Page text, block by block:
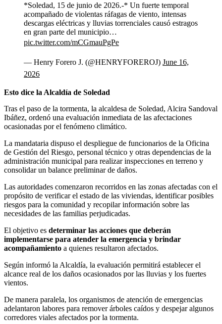
*Soledad, 15 de junio de 2026.-* Un fuerte temporal
acompañado de violentas ráfagas de viento, intensas
descargas eléctricas y lluvias torrenciales causó estragos
en gran parte del municipio…
pic.twitter.com/mCGmauPgPe
— Henry Forero J. (@HENRYFOREROJ) June 16,
2026
Esto dice la Alcaldía de Soledad
Tras el paso de la tormenta, la alcaldesa de Soledad, Alcira Sandoval
Ibáñez, ordenó una evaluación inmediata de las afectaciones
ocasionadas por el fenómeno climático.
La mandataria dispuso el despliegue de funcionarios de la Oficina
de Gestión del Riesgo, personal técnico y otras dependencias de la
administración municipal para realizar inspecciones en terreno y
consolidar un balance preliminar de daños.
Las autoridades comenzaron recorridos en las zonas afectadas con el
propósito de verificar el estado de las viviendas, identificar posibles
riesgos para la comunidad y recopilar información sobre las
necesidades de las familias perjudicadas.
El objetivo es determinar las acciones que deberán
implementarse para atender la emergencia y brindar
acompañamiento a quienes resultaron afectados.
Según informó la Alcaldía, la evaluación permitirá establecer el
alcance real de los daños ocasionados por las lluvias y los fuertes
vientos.
De manera paralela, los organismos de atención de emergencias
adelantaron labores para remover árboles caídos y despejar algunos
corredores viales afectados por la tormenta.